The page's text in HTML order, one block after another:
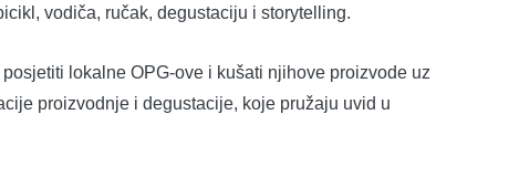
vodiča, ručak, degustaciju i storytelling.
lokalne OPG-ove i kušati njihove proizvode uz
proizvodnje i degustacije, koje pružaju uvid u